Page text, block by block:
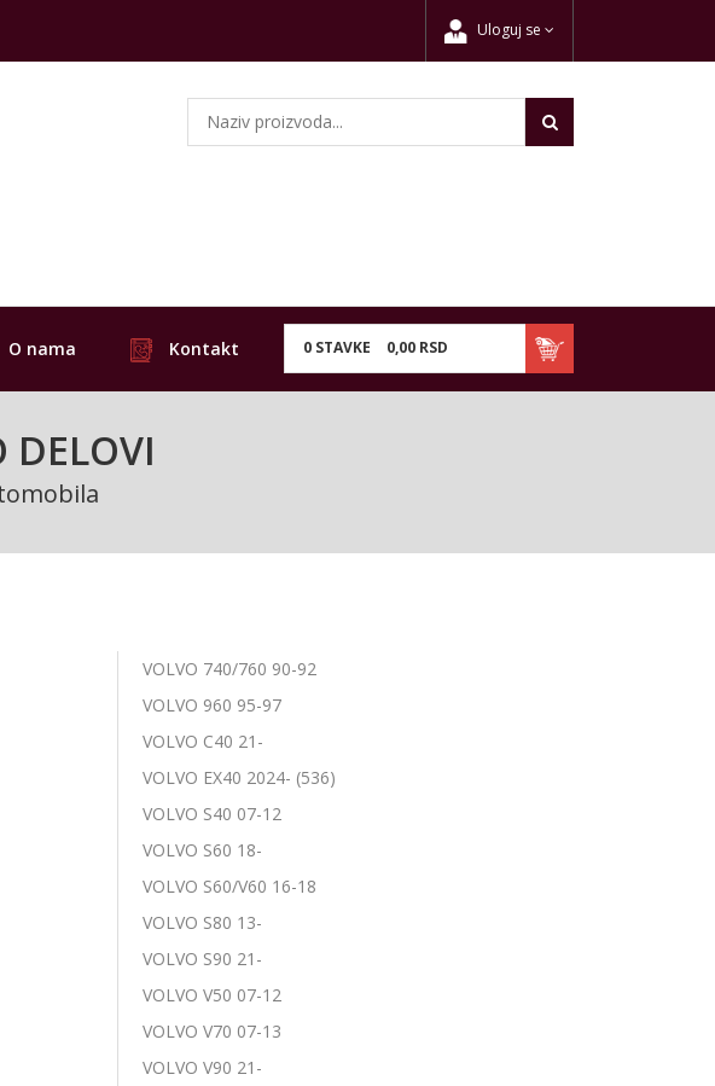
Uloguj se
0 STAVKE 0,00 RSD
O nama Kontakt
DELOVI
VOLVO 740/760 90-92
VOLVO 960 95-97
VOLVO C40 21-
VOLVO EX40 2024- (536)
VOLVO S40 07-12
VOLVO S60 18-
VOLVO S60/V60 16-18
VOLVO S80 13-
VOLVO S90 21-
VOLVO V50 07-12
VOLVO V70 07-13
VOLVO V90 21-